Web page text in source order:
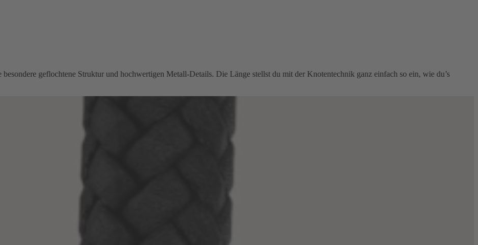
geflochtene Struktur und hochwertigen Metall-Details. Die Länge stellst du mit der Knotentechnik ganz einfach so ein, wie du’s